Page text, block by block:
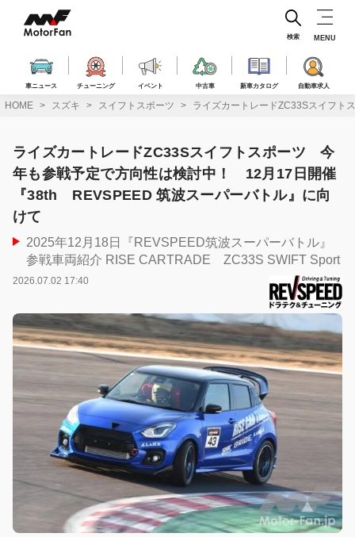
ス
車ニュース チューニング イベント 中古車 新車カタログ 自動車求人
検索 MENU
HOME スズキ スイフトスポーツ ライズカートレードZC33Sスイフ
ライズカートレードZC33Sスイフトスポーツ 今
年も参戦予定で方向性は検討中！ 12月17日開催
『38th REVSPEED 筑波スーパーバトル』に向
けて
2025年12月18日『REVSPEED筑波スーパーバトル』
参戦車両紹介 RISE CARTRADE ZC33S SWIFT Sport
2026.07.02 17:40